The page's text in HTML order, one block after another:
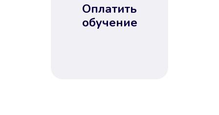
Оплатить
обучение